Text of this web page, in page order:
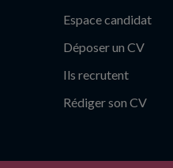
Espace candidat
Déposer un CV
Ils recrutent
Rédiger son CV